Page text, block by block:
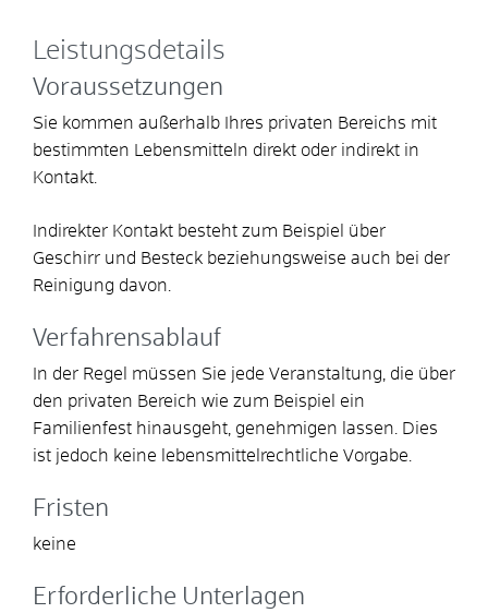
Leistungsdetails
Voraussetzungen
Sie kommen außerhalb Ihres privaten Bereichs mit
bestimmten Lebensmitteln direkt oder indirekt in
Kontakt.
Indirekter Kontakt besteht zum Beispiel über
Geschirr und Besteck beziehungsweise auch bei der
Reinigung davon.
Verfahrensablauf
In der Regel müssen Sie jede Veranstaltung, die über
den privaten Bereich wie zum Beispiel ein
Familienfest hinausgeht, genehmigen lassen. Dies
ist jedoch keine lebensmittelrechtliche Vorgabe.
Fristen
keine
Erforderliche Unterlagen